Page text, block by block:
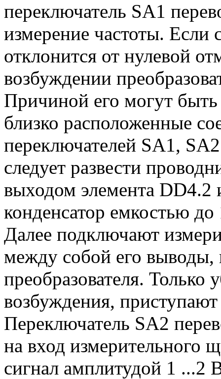
переключатель SA1
измерение частоты. Если
отклонится от нулевой
возбуждении
Причиной его могут быть
близко расположенные
переключателей SA1,
следует развести
выходом элемента
конденсатор емкостью
Далее подключают
между собой его выводы,
преобразователя. Только
возбуждения,
Переключатель SA2
на вход измерительного
сигнал амплитудой 1 ...2